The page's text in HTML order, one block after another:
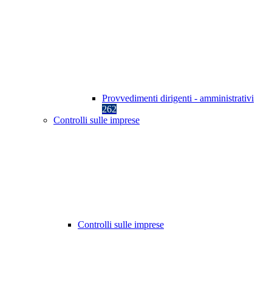
Provvedimenti dirigenti - amministrativi
262
Controlli sulle imprese
Controlli sulle imprese